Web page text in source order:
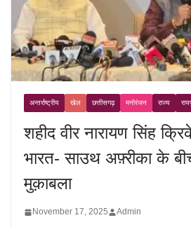
अन्तर्राष्ट्रीय खेल छत्तीसगढ़ मनोरंजन राज्य
शहीद वीर नारायण सिंह
भारत- साउथ अफ़्रीका के
मुक़ाबला
November 17, 2025 Admin